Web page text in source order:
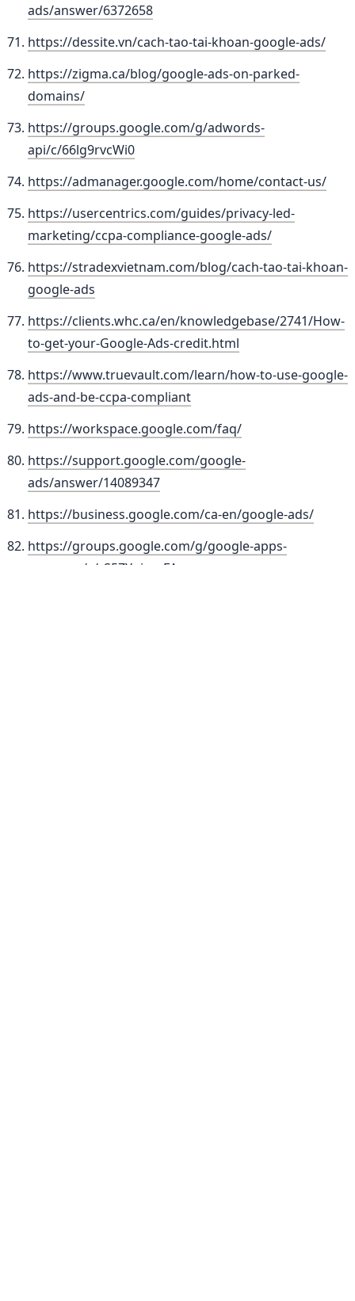
ads/answer/6372658
https://dessite.vn/cach-tao-tai-khoan-google-ads/
https://zigma.ca/blog/google-ads-on-parked-
domains/
https://groups.google.com/g/adwords-
api/c/66lg9rvcWi0
https://admanager.google.com/home/contact-us/
https://usercentrics.com/guides/privacy-led-
marketing/ccpa-compliance-google-ads/
https://stradexvietnam.com/blog/cach-tao-tai-khoan-
google-ads
https://clients.whc.ca/en/knowledgebase/2741/How-
to-get-your-Google-Ads-credit.html
https://www.truevault.com/learn/how-to-use-google-
ads-and-be-ccpa-compliant
https://workspace.google.com/faq/
https://support.google.com/google-
ads/answer/14089347
https://business.google.com/ca-en/google-ads/
https://groups.google.com/g/google-apps-
manager/c/_S5ZYpiumFA